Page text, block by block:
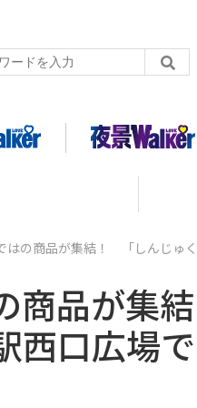
はの商品が集結！ 「しんじゅ
商品が集
西口広場